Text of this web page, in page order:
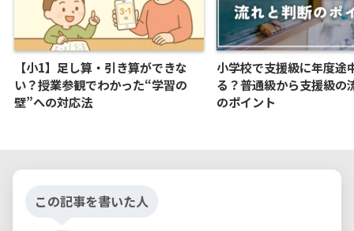
【小1】足し算・引き算ができな
い？授業参観でわかった“学習の
壁”への対応法
小学校で支援級に年度途
る？普通級から支援級の
のポイント
この記事を書いた人